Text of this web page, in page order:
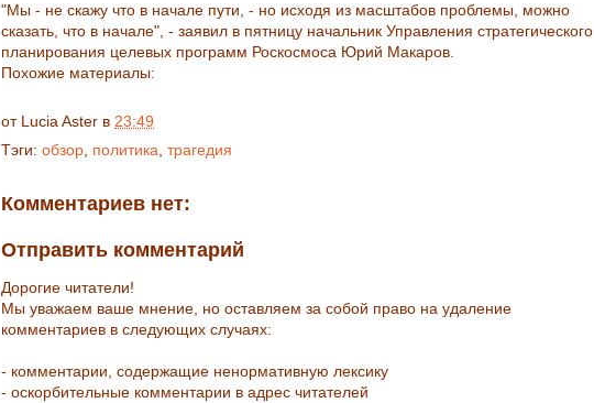
"Мы - не скажу что в начале пути, - но исходя из масштабов проблемы, можно
сказать, что в начале", - заявил в пятницу начальник Управления стратегического
планирования целевых программ Роскосмоса Юрий Макаров.
Похожие материалы:
от Lucia Aster в 23:49
Тэги: обзор, политика, трагедия
Комментариев нет:
Отправить комментарий
Дорогие читатели!
Мы уважаем ваше мнение, но оставляем за собой право на удаление
комментариев в следующих случаях:
- комментарии, содержащие ненормативную лексику
- оскорбительные комментарии в адрес читателей